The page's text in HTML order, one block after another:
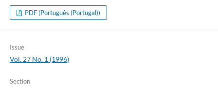
PDF (Português (Portugal))
Issue
Vol. 27 No. 1 (1996)
Section